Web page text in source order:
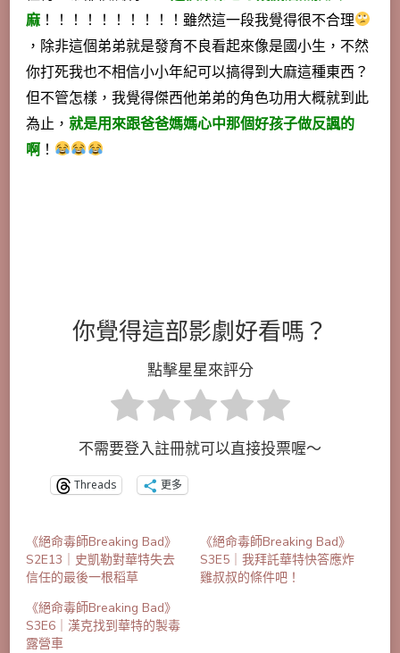
麻 ！！！！！！！！！！雖然這一段我覺得很不合理
，除非這個弟弟就是發育不良看起來像是國小生，不然
你打死我也不相信小小年紀可以搞得到大麻這種東西？
但不管怎樣，我覺得傑西他弟弟的角色功用大概就到此
為止， 就是用來跟爸爸媽媽心中那個好孩子做反諷的
啊 ！
你覺得這部影劇好看嗎？
點擊星星來評分
不需要登入註冊就可以直接投票喔～
Threads 更多
《絕命毒師Breaking Bad》
S2E13｜史凱勒對華特失去
信任的最後一根稻草
《絕命毒師Breaking Bad》
S3E5｜我拜託華特快答應炸
雞叔叔的條件吧！
《絕命毒師Breaking Bad》
S3E6｜漢克找到華特的製毒
露營車